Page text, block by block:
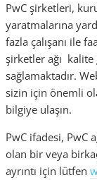
PwC şirketleri,
yaratmalarına
fazla çalışanı ile
şirketler ağı kalite
sağlamaktadır.
sizin için önemli
bilgiye ulaşın.
PwC ifadesi, PwC
olan bir veya
ayrıntı için lütfen